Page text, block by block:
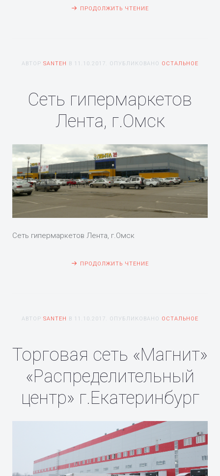
ПРОДОЛЖИТЬ ЧТЕНИЕ
АВТОР SANTEH В 11.10.2017 . ОПУБЛИКОВАНО ОСТАЛЬНОЕ
Сеть гипермаркетов
Лента, г.Омск
Сеть гипермаркетов Лента, г.Омск
ПРОДОЛЖИТЬ ЧТЕНИЕ
АВТОР SANTEH В 11.10.2017 . ОПУБЛИКОВАНО ОСТАЛЬНОЕ
Торговая сеть «Магнит»
«Распределительный
центр» г.Екатеринбург